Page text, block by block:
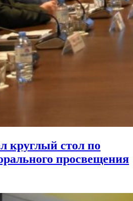
круглый стол по
просвещения